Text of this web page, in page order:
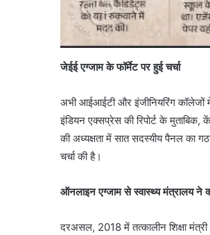
जेईई एग्जाम के फॉर्मेट पर हुई चर्चा
अभी आईआईटी और इंजीनियरिंग कॉलेजों
इंडियन एक्सप्रेस की रिपोर्ट के
की अध्यक्षता में सात सदस्यीय पैनल का
चर्चा की है।
ऑनलाइन एग्जाम से स्वास्थ्य मंत्रालय ने
दरअसल, 2018 में तत्कालीन शिक्षा